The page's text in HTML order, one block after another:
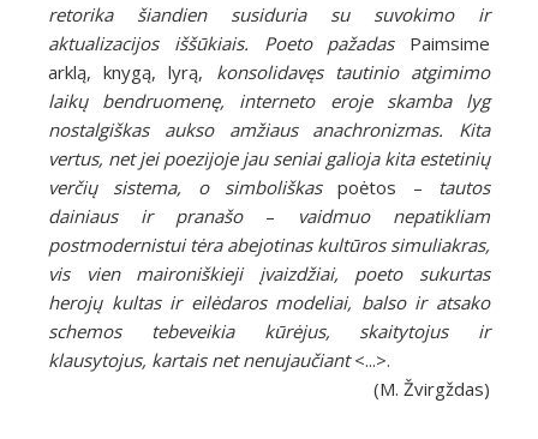
retorika šiandien susiduria su suvokimo ir
aktualizacijos iššūkiais. Poeto pažadasPaimsime
arklą, knygą, lyrą, konsolidavęs tautinio atgimimo
laikų bendruomenę, interneto eroje skamba lyg
nostalgiškas aukso amžiaus anachronizmas. Kita
vertus, net jei poezijoje jau seniai galioja kita estetinių
verčių sistema, o simboliškaspoėtos – tautos
dainiaus ir pranašo– vaidmuo nepatikliam
postmodernistui tėra abejotinas kultūros simuliakras,
vis vien maironiškieji įvaizdžiai, poeto sukurtas
herojų kultas ir eilėdaros modeliai, balso ir atsako
schemos tebeveikia kūrėjus, skaitytojus ir
klausytojus, kartais net nenujaučiant<...>.
(M. Žvirgždas)